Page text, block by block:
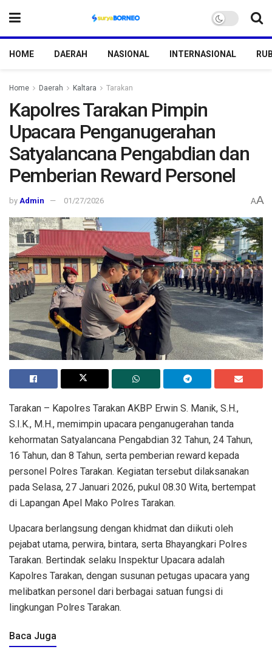
HOME DAERAH NASIONAL INTERNASIONAL
Home Daerah Kaltara Tarakan
Kapolres Tarakan Pimpin
Upacara Penganugerahan
Satyalancana Pengabdian dan
Pemberian Reward Personel
by Admin 01/27/2026 AA
Tarakan – Kapolres Tarakan AKBP Erwin S. Manik, S.H.,
S.I.K., M.H., memimpin upacara penganugerahan tanda
kehormatan Satyalancana Pengabdian 32 Tahun, 24 Tahun,
16 Tahun, dan 8 Tahun, serta pemberian reward kepada
personel Polres Tarakan. Kegiatan tersebut dilaksanakan
pada Selasa, 27 Januari 2026, pukul 08.30 Wita, bertempat
di Lapangan Apel Mako Polres Tarakan.
Upacara berlangsung dengan khidmat dan diikuti oleh
pejabat utama, perwira, bintara, serta Bhayangkari Polres
Tarakan. Bertindak selaku Inspektur Upacara adalah
Kapolres Tarakan, dengan susunan petugas upacara yang
melibatkan personel dari berbagai satuan fungsi di
lingkungan Polres Tarakan.
Baca Juga